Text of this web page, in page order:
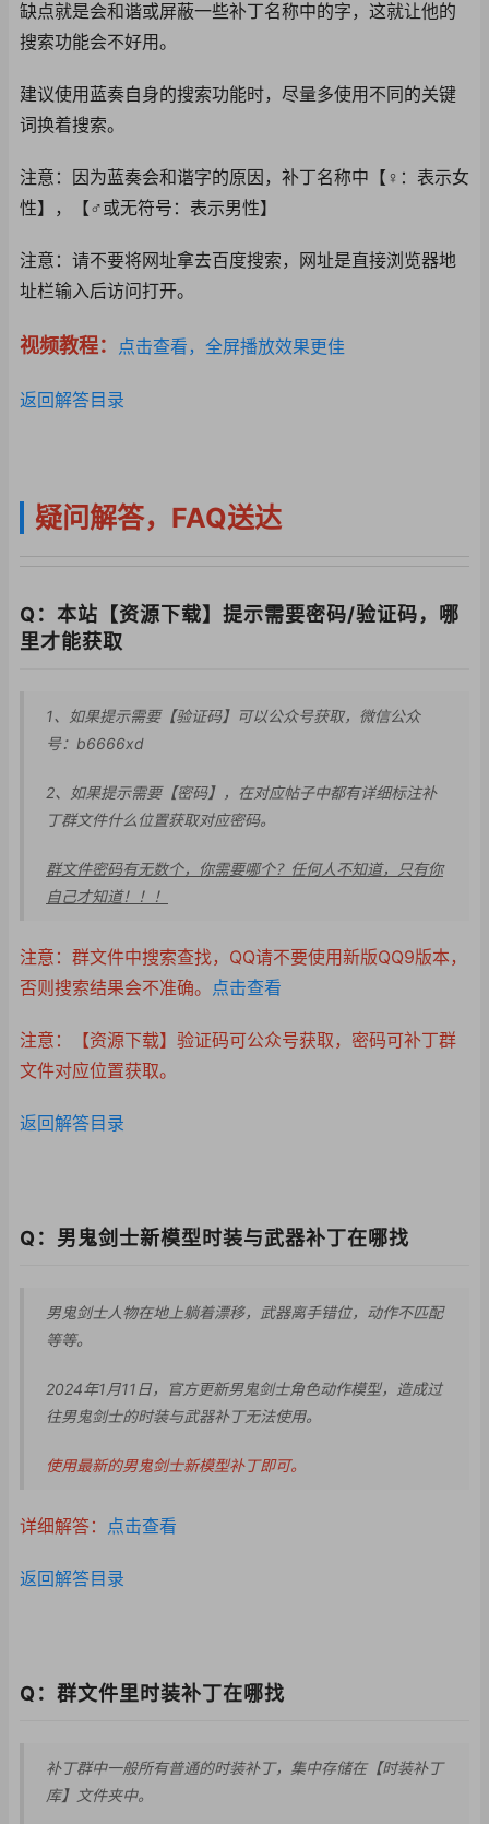
缺点就是会和谐或屏蔽一些补丁名称中的字， 这就让他的
搜索功能会不好用。
建议使用蓝奏自身的搜索功能时，尽量多使用 不同的关键
词换着搜索。
注意：因为蓝奏会和谐字的原因，补丁名称中 【♀：表示女
性】，【♂或无符号：表示男性】
注意：请不要将网址拿去百度搜索，网址是直接浏览器地
址栏输入后访问打开。
视频教程： 点击查看，全屏播放效果更佳
返回解答目录
疑问解答，FAQ送达
Q：本站【资源下载】提示需要密码/验证码，哪
里才能获取
1、如果提示需要【验证码】可以公众号获取，微信公众
号：b6666xd
2、如果提示需要【密码】，在对应帖子中都有详细标注补
丁群文件什么位置获取对应密码。
群文件密码有无数个，你需要哪个？任何人不知道，只有你
自己才知道！！！
注意：群文件中搜索查找，QQ请不要使用新版QQ9版本，
否则搜索结果会不准确。
点击查看
注意：【资源下载】验证码可公众号获取，密码可补丁群
文件对应位置获取。
返回解答目录
Q：男鬼剑士新模型时装与武器补丁在哪找
男鬼剑士人物在地上躺着漂移，武器离手错位，动作不匹配
等等。
2024年1月11日，官方更新男鬼剑士角色动作模型，造成过
往男鬼剑士的时装与武器补丁无法使用。
使用最新的男鬼剑士新模型补丁即可。
详细解答： 点击查看
返回解答目录
Q：群文件里时装补丁在哪找
补丁群中一般所有普通的时装补丁，集中存储在【时装补丁
库】文件夹中。